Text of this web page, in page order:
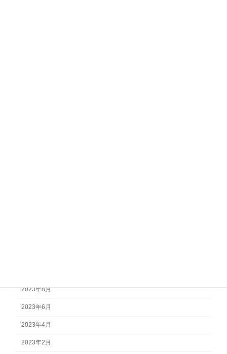
2023年8月
2023年6月
2023年4月
2023年2月